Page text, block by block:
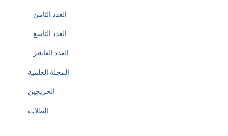
العدد الثامن
العدد التاسع
العدد العاشر
المجلة العلمية
الخريجين
الطلاب